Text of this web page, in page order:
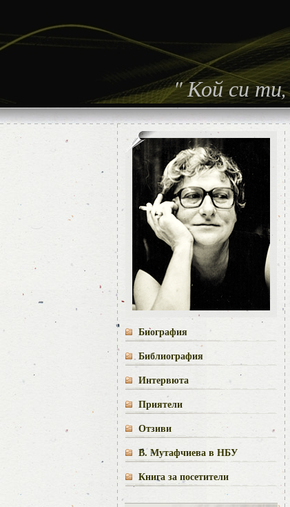
"Кой си
Биография
Библиография
Интервюта
Приятели
Отзиви
В. Мутафчиева в НБУ
Книга за посетители